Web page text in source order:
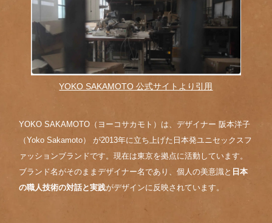
YOKO SAKAMOTO 公式サイトより引用
YOKO SAKAMOTO（ヨーコサカモト）は、デザイナー 阪本洋子
（Yoko Sakamoto） が2013年に立ち上げた日本発ユニセックスフ
ァッションブランドです。現在は東京を拠点に活動しています。
ブランド名がそのままデザイナー名であり、個人の美意識と 日本
の職人技術の対話と実践がデザインに反映されています。